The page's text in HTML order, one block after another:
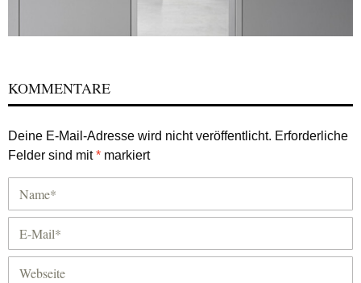
KOMMENTARE
Deine E-Mail-Adresse wird nicht veröffentlicht. Erforderliche
Felder sind mit* markiert